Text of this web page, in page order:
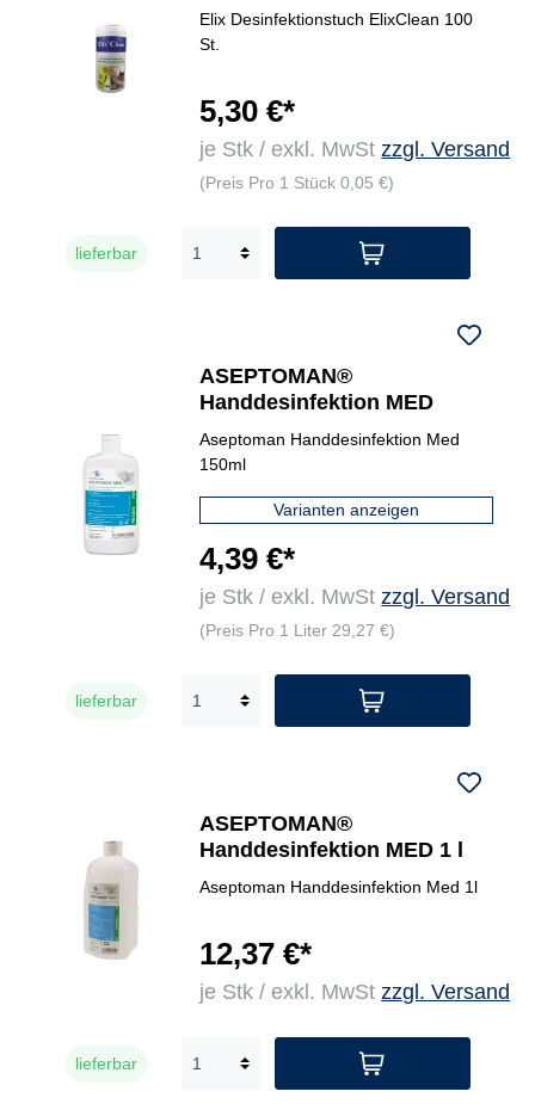
Elix Desinfektionstuch ElixClean 100
St.
5,30 €*
je Stk / exkl. MwStzzgl. Versand
(Preis Pro 1 Stück 0,05 €)
lieferbar
ASEPTOMAN®
Handdesinfektion MED
Aseptoman Handdesinfektion Med
150ml
Varianten anzeigen
4,39 €*
je Stk / exkl. MwStzzgl. Versand
(Preis Pro 1 Liter 29,27 €)
lieferbar
ASEPTOMAN®
Handdesinfektion MED 1 l
Aseptoman Handdesinfektion Med 1l
12,37 €*
je Stk / exkl. MwStzzgl. Versand
lieferbar